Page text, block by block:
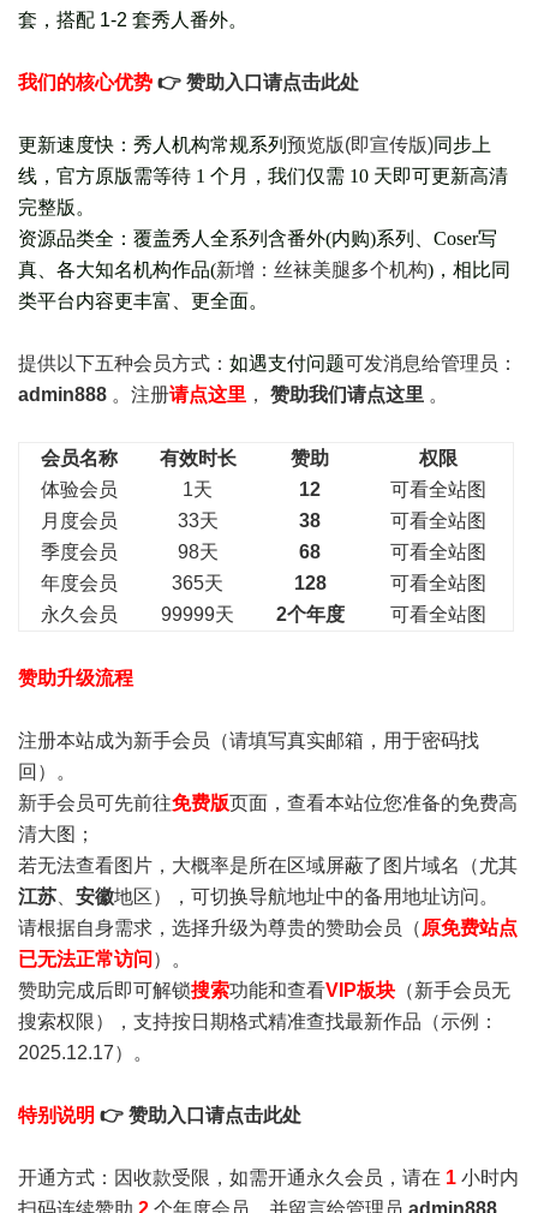
套， 搭配 1-2 套秀人番外。
我们的核心优势 👉 赞助入口请点击此处
更新速度快：秀人机构常规系列 预览版(即宣传版)同步上
线，官方原版需等待 1 个月，我们仅需 10 天即可更新高清
完整版。
资源品类全：覆盖秀人全系列含番外(内购)系列、Coser写
真、各大知名机构作品(新增：丝袜美腿多个机构)，相比同
类平台内容更丰富、更全面。
提供以下五种会员方式： 如遇支付问题可发消息给管理员：
admin888 。注册请点这里 ， 赞助我们请点这里 。
会员名称 有效时长 赞助
权限
体验会员
1天 12
可看全站图
月度会员
33天 38
可看全站图
季度会员
98天 68
可看全站图
年度会员
365天 128
可看全站图
永久会员
99999天 2个年度 可看全站图
赞助升级流程
注册本站成为新手会员 （请填写真实邮箱，用于密码找
回）。
新手会员可先前往免费版页面，查看本站位您准备的免费高
清大图；
若无法查看图片，大概率是所在区域屏蔽了图片域名（尤其
江苏
安徽地区），可切换导航地址中的备用地址访问。
请根据自身需求，选择升级为尊贵的赞助会员（ 原免费站点
已无法正常访问 ）。
赞助完成后即可解锁搜索功能和查看VIP板块 （新手会员无
搜索权限），支持按日期格式精准查找最新作品（示例：
2025.12.17）。
特别说明 👉 赞助入口请点击此处
开通方式：因收款受限，如需开通永久会员，请在 1 小时内
扫码连续赞助 2 个年度会员，并留言给管理员 admin888